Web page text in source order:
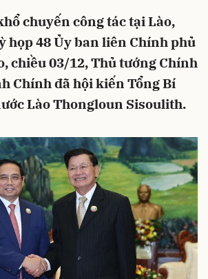
chuyến công tác tại Lào,
họp 48 Ủy ban liên Chính phủ
chiều 03/12, Thủ tướng Chính
Chính đã hội kiến Tổng Bí
Lào Thongloun Sisoulith.